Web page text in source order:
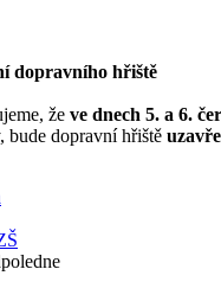
že ve dnech 5. a 6.
bude dopravní hřiště